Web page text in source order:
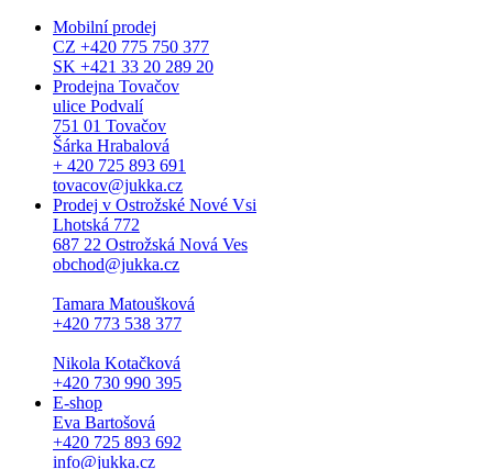
Mobilní prodej
CZ +420 775 750 377
SK +421 33 20 289 20
Prodejna Tovačov
ulice Podvalí
751 01 Tovačov
Šárka Hrabalová
+ 420 725 893 691
tovacov@jukka.cz
Prodej v Ostrožské Nové Vsi
Lhotská 772
687 22 Ostrožská Nová Ves
obchod@jukka.cz
Tamara Matoušková
+420 773 538 377
Nikola Kotačková
+420 730 990 395
E-shop
Eva Bartošová
+420 725 893 692
info@jukka.cz